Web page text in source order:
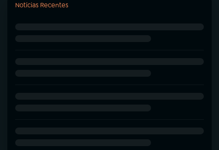
Notícias Recentes